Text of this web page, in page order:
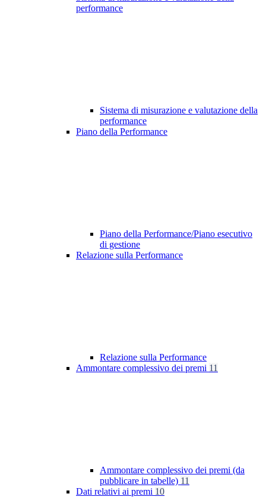
performance
Sistema di misurazione e valutazione della
performance
Piano della Performance
Piano della Performance/Piano esecutivo
di gestione
Relazione sulla Performance
Relazione sulla Performance
Ammontare complessivo dei premi 11
Ammontare complessivo dei premi (da
pubblicare in tabelle) 11
Dati relativi ai premi 10